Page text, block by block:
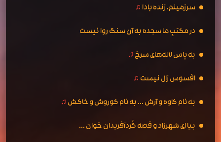
سرزمینم، زنده بادا ♫
در مکتبِ ما سجده به آن سنگ روا نیست
به پاس لاله‌های سرخ ♫
افسوس زال نیست ♫
به نام کاوه و آرش ... به نام کوروش و خاکش ♫
بیا ای شهرزاد و قصه گُردآفریدان خوان ...